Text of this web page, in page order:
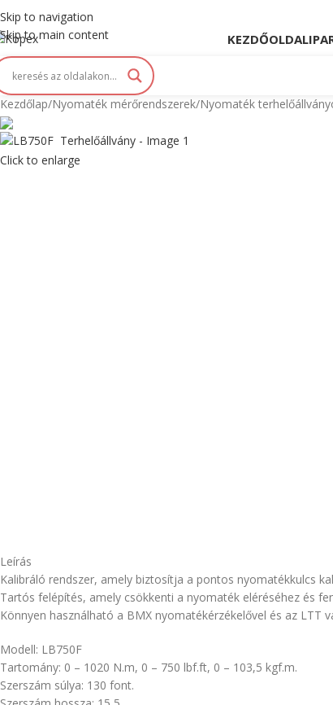
Skip to navigation
Skip to main content
Innováció és Tradíció kéz a kézben...
KEZDŐOLDAL
Kezdőlap Nyomaték mérőrendszerek Nyomaték
Click to enlarge
Leírás
Kalibráló rendszer, amely biztosítja a pontos nyomatékkulcs
Tartós felépítés, amely csökkenti a nyomaték eléréséhez és
Könnyen használható a BMX nyomatékérzékelővel és az LTT
Modell: LB750F
Tartomány: 0 – 1020 N.m, 0 – 750 lbf.ft, 0 – 103,5 kgf.m.
Szerszám súlya: 130 font.